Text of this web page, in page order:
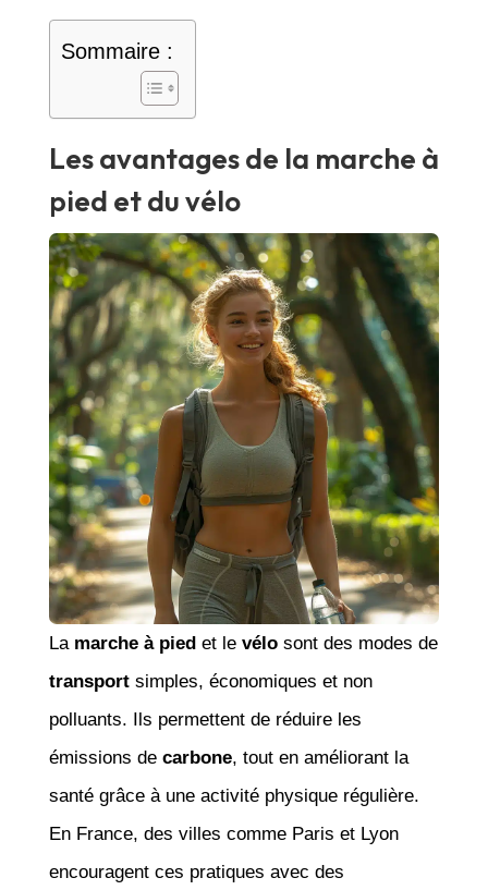
Sommaire :
Les avantages de la marche à
pied et du vélo
La marche à piedet le vélosont des modes de
transportsimples, économiques et non
polluants. Ils permettent de réduire les
émissions de carbone, tout en améliorant la
santé grâce à une activité physique régulière.
En France, des villes comme Paris et Lyon
encouragent ces pratiques avec des